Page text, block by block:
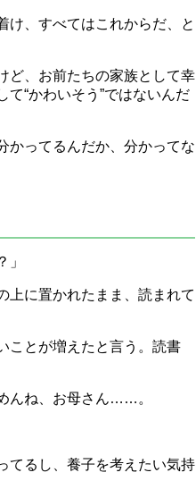
、すべてはこれからだ、と
ど、お前たちの家族として幸
“かわいそう”ではないんだ
かってるんだか、分かってな
上に置かれたまま、読まれて
ことが増えたと言う。読書
んね、お母さん……。
てるし、養子を考えたい気持